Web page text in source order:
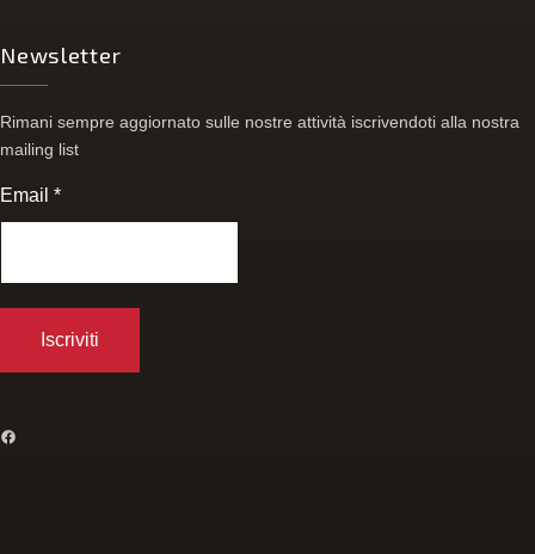
Newsletter
Rimani sempre aggiornato sulle nostre attività iscrivendoti alla nostra
mailing list
Email*